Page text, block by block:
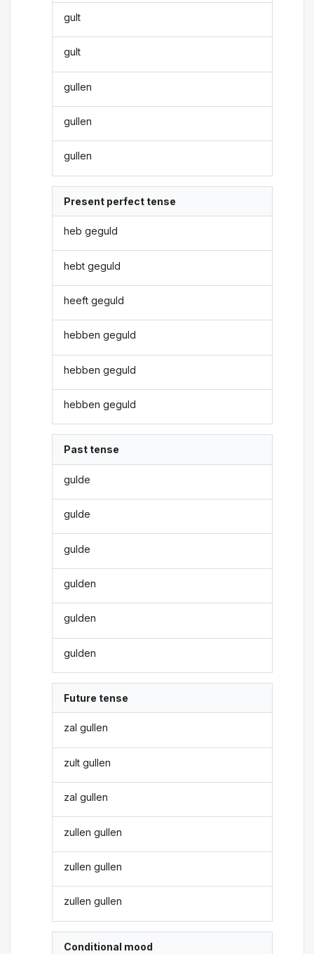
gult
gult
gullen
gullen
gullen
Present perfect tense
heb geguld
hebt geguld
heeft geguld
hebben geguld
hebben geguld
hebben geguld
Past tense
gulde
gulde
gulde
gulden
gulden
gulden
Future tense
zal gullen
zult gullen
zal gullen
zullen gullen
zullen gullen
zullen gullen
Conditional mood